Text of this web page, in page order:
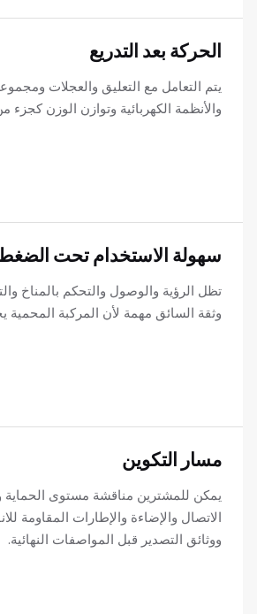
الحركة بعد التدريع
يتم التعامل مع التعليق والعجلات
والأنظمة الكهربائية وتوازن الوزن كجزء
سهولة الاستخدام تحت
تظل الرؤية والوصول والتحكم بالمناخ
وثقة السائق مهمة لأن المركبة المحمية
مسار التكوين
يمكن للمشترين مناقشة مستوى الحماية
الاتصال والإضاءة والإطارات المقاومة
ووثائق التصدير قبل المواصفات النهائية.